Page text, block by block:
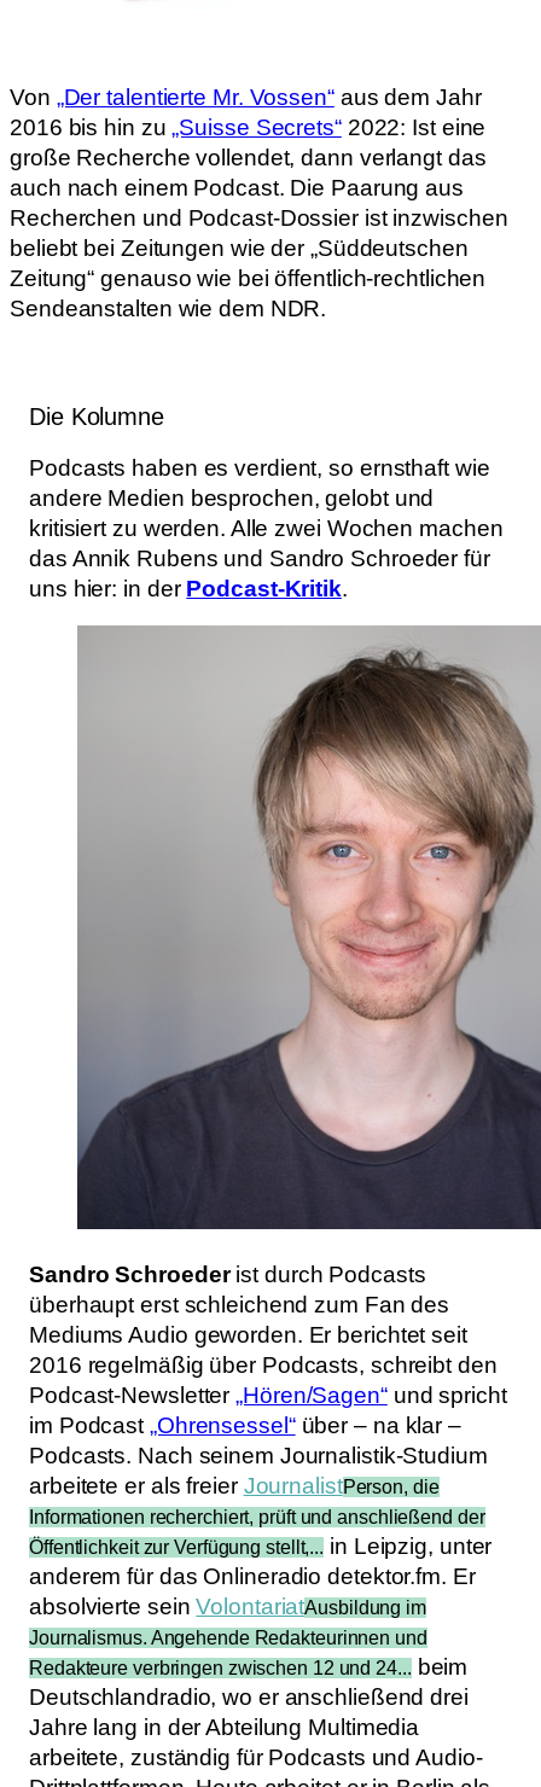
Von „Der talentierte Mr. Vossen“aus dem Jahr
2016 bis hin zu„Suisse Secrets“2022: Ist eine
große Recherche vollendet, dann verlangt das
auch nach einem Podcast. Die Paarung aus
Recherchen und Podcast-Dossier ist inzwischen
beliebt bei Zeitungen wie der „Süddeutschen
Zeitung“ genauso wie bei öffentlich-rechtlichen
Sendeanstalten wie dem NDR.
Die Kolumne
Podcasts haben es verdient, so ernsthaft wie
andere Medien besprochen, gelobt und
kritisiert zu werden. Alle zwei Wochen machen
das Annik Rubens und Sandro Schroeder für
uns hier: in der Podcast-Kritik.
Sandro Schroederist durch Podcasts
überhaupt erst schleichend zum Fan des
Mediums Audio geworden. Er berichtet seit
2016 regelmäßig über Podcasts, schreibt den
Podcast-Newsletter„Hören/Sagen“und spricht
im Podcast „Ohrensessel“über – na klar –
Podcasts. Nach seinem Journalistik-Studium
arbeitete er als freier JournalistPerson, die
Informationen recherchiert, prüft und anschließend der
Öffentlichkeit zur Verfügung stellt,... in Leipzig, unter
anderem für das Onlineradio detektor.fm. Er
absolvierte seinVolontariatAusbildung im
Journalismus. Angehende Redakteurinnen und
Redakteure verbringen zwischen 12 und 24... beim
Deutschlandradio, wo er anschließend drei
Jahre lang in der Abteilung Multimedia
arbeitete, zuständig für Podcasts und Audio-